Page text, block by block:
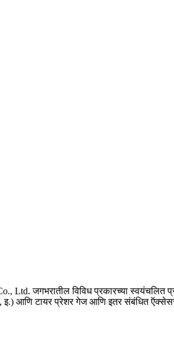
Ltd. जगभरातील विविध प्रकारच्या
आणि टायर प्रेशर गेज आणि इतर संबंधित